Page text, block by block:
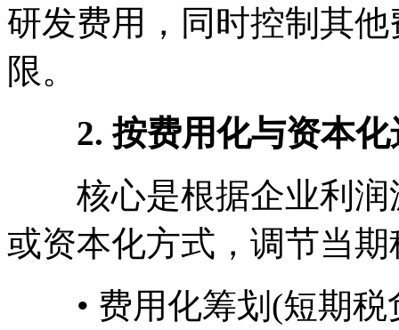
研发费用，同时控制其
限。
2. 按费用化与资本
核心是根据企业利润
或资本化方式，调节当期
• 费用化筹划(短期税